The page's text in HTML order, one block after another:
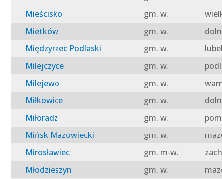
Mieścisko
gm. w.
Mietków
gm. w.
Międzyrzec Podlaski
gm. w.
Milejczyce
gm. w.
Milejewo
gm. w.
Miłkowice
gm. w.
Miłoradz
gm. w.
Mińsk Mazowiecki
gm. w.
Mirosławiec
gm. m-w.
Młodzieszyn
gm. w.